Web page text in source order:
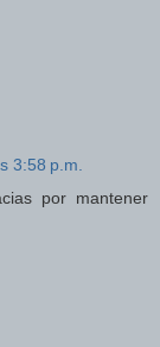
3:58 p.m.
por mantener